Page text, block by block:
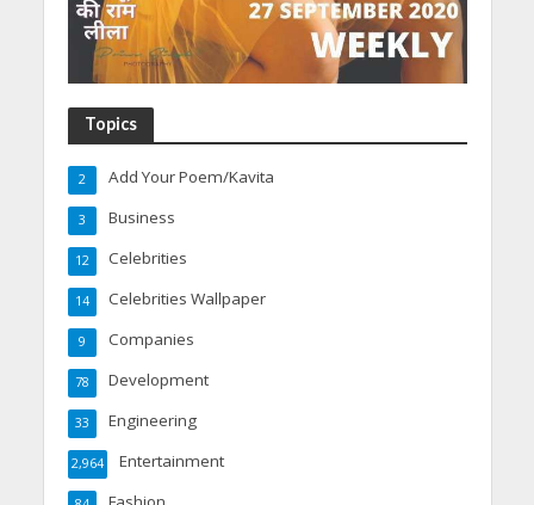
Topics
Add Your Poem/Kavita
2
Business
3
Celebrities
12
Celebrities Wallpaper
14
Companies
9
Development
78
Engineering
33
Entertainment
2,964